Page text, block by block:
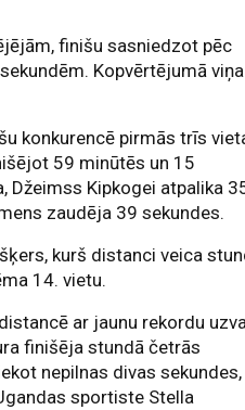
finišu sasniedzot pēc
Kopvērtējumā viņa
konkurencē pirmās trīs
59 minūtēs un 15
Džeimss Kipkogei atpalika
zaudēja 39 sekundes.
kurš distanci veica
14. vietu.
ar jaunu rekordu
finišēja stundā četrās
nepilnas divas sekundes,
sportiste Stella